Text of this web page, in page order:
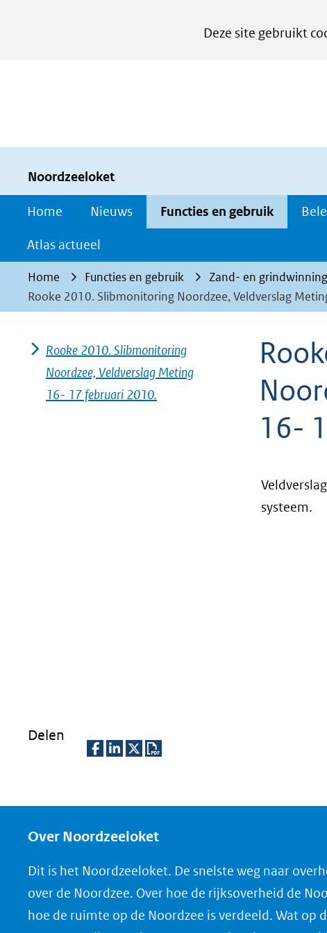
Deze site gebruikt
van
cookies
op
deze
website
worden
toegestaan
Noordzeeloket
Home Nieuws Functies en gebruik
Atlas actueel
Home Functies en gebruik Zand- en grindwinning
Rooke 2010. Slibmonitoring Noordzee, Veldverslag
16-
systeem.
Rooke 2010. Slibmonitoring
Noordzee, Veldverslag Meting
16- 17 februari 2010.
Delen
e
o
p
F
e
o
p
L
e
o
p
X
n
o
a
d
Over Noordzeeloket
Dit is het Noordzeeloket. De snelste weg naar
over de Noordzee. Over hoe de rijksoverheid de
hoe de ruimte op de Noordzee is verdeeld. Wat op